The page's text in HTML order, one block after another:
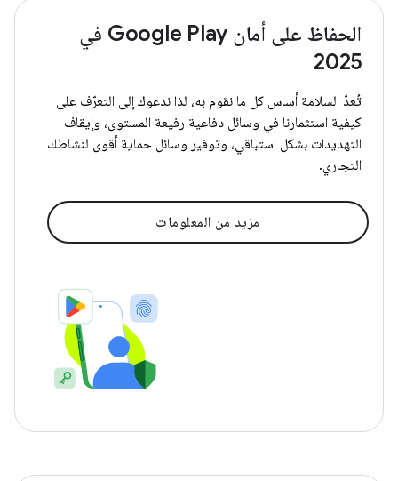
الحفاظ على أمان Google Play في
2025
تُعدّ السلامة أساس كل ما نقوم به، لذا ندعوك إلى التعرّف على
كيفية استثمارنا في وسائل دفاعية رفيعة المستوى، وإيقاف
التهديدات بشكل استباقي، وتوفير وسائل حماية أقوى لنشاطك
التجاري.
مزيد من المعلومات